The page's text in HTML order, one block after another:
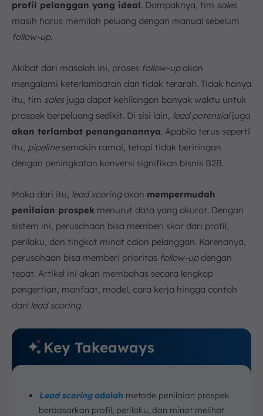
7. Kategorisasi Lead Berdasarkan Scoring System
a. Cold Leads
b. Warm Leads
8. Contoh Penerapan Lead Scoring System
9. Faktor yang Mempengaruhi Lead Scoring
b. Perilaku Online dan Engagement
c. Kriteria Kualifikasi Lain
10. Kesalahan Umum dalam Melakukan Lead Scoring
b. Menggunakan Model yang Sama untuk Semua
d. Kriteria Skor yang Tumpang Tindih
11. Kesimpulan
FAQ seputar Lead Scoring:
profil pelanggan yang ideal. Dampaknya, tim sales
masih harus memilah peluang dengan manual sebelum
follow-up.
Akibat dari masalah ini, proses follow-upakan
mengalami keterlambatan dan tidak terarah. Tidak hanya
itu, tim salesjuga dapat kehilangan banyak waktu untuk
prospek berpeluang sedikit. Di sisi lain, lead potensialjuga
akan terlambat penanganannya. Apabila terus seperti
itu, pipelinesemakin ramai, tetapi tidak beriringan
dengan peningkatan konversi signifikan bisnis B2B.
Maka dari itu, lead scoringakan mempermudah
penilaian prospek menurut data yang akurat. Dengan
sistem ini, perusahaan bisa memberi skor dari profil,
perilaku, dan tingkat minat calon pelanggan. Karenanya,
perusahaan bisa memberi prioritas follow-updengan
tepat. Artikel ini akan membahas secara lengkap
pengertian, manfaat, model, cara kerja hingga contoh
dari lead scoring.
Key Takeaways
Lead scoringadalah metode penilaian prospek
berdasarkan profil, perilaku, dan minat melihat